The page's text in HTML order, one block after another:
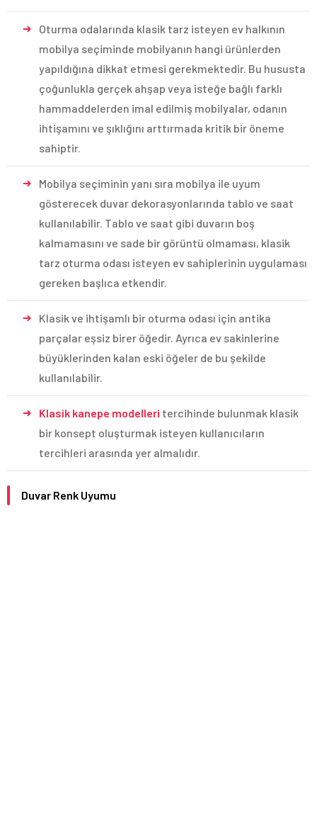
Oturma odalarında klasik tarz isteyen ev halkının
mobilya seçiminde mobilyanın hangi ürünlerden
yapıldığına dikkat etmesi gerekmektedir. Bu hususta
çoğunlukla gerçek ahşap veya isteğe bağlı farklı
hammaddelerden imal edilmiş mobilyalar, odanın
ihtişamını ve şıklığını arttırmada kritik bir öneme
sahiptir.
Mobilya seçiminin yanı sıra mobilya ile uyum
gösterecek duvar dekorasyonlarında tablo ve saat
kullanılabilir. Tablo ve saat gibi duvarın boş
kalmamasını ve sade bir görüntü olmaması, klasik
tarz oturma odası isteyen ev sahiplerinin uygulaması
gereken başlıca etkendir.
Klasik ve ihtişamlı bir oturma odası için antika
parçalar eşsiz birer öğedir. Ayrıca ev sakinlerine
büyüklerinden kalan eski öğeler de bu şekilde
kullanılabilir.
Klasik kanepe modelleri tercihinde bulunmak klasik
bir konsept oluşturmak isteyen kullanıcıların
tercihleri arasında yer almalıdır.
Duvar Renk Uyumu